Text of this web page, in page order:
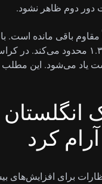
دور دوم ظاهر نشود.
مقاوم باقی مانده
برخوردار است یاد
کرد
برای افزایش‌های